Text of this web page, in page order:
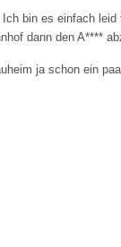
bin es einfach
dann den A****
ja schon ein